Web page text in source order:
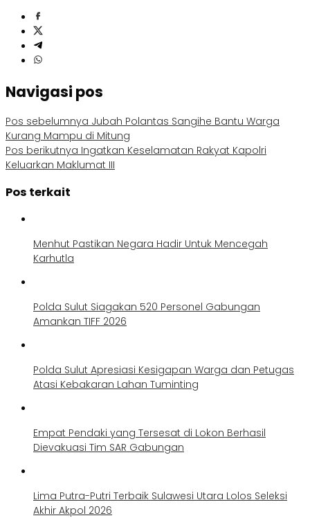
Navigasi pos
Pos sebelumnya Jubah Polantas Sangihe Bantu Warga
Kurang Mampu di Mitung
Pos berikutnya Ingatkan Keselamatan Rakyat Kapolri
Keluarkan Maklumat III
Pos terkait
Menhut Pastikan Negara Hadir Untuk Mencegah
Karhutla
Polda Sulut Siagakan 520 Personel Gabungan
Amankan TIFF 2026
Polda Sulut Apresiasi Kesigapan Warga dan Petugas
Atasi Kebakaran Lahan Tuminting
Empat Pendaki yang Tersesat di Lokon Berhasil
Dievakuasi Tim SAR Gabungan
Lima Putra-Putri Terbaik Sulawesi Utara Lolos Seleksi
Akhir Akpol 2026